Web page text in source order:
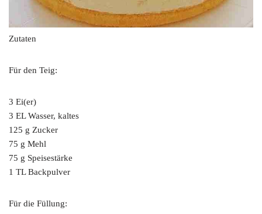
Zutaten
Für den Teig:
3 Ei(er)
3 EL Wasser, kaltes
125 g Zucker
75 g Mehl
75 g Speisestärke
1 TL Backpulver
Für die Füllung: